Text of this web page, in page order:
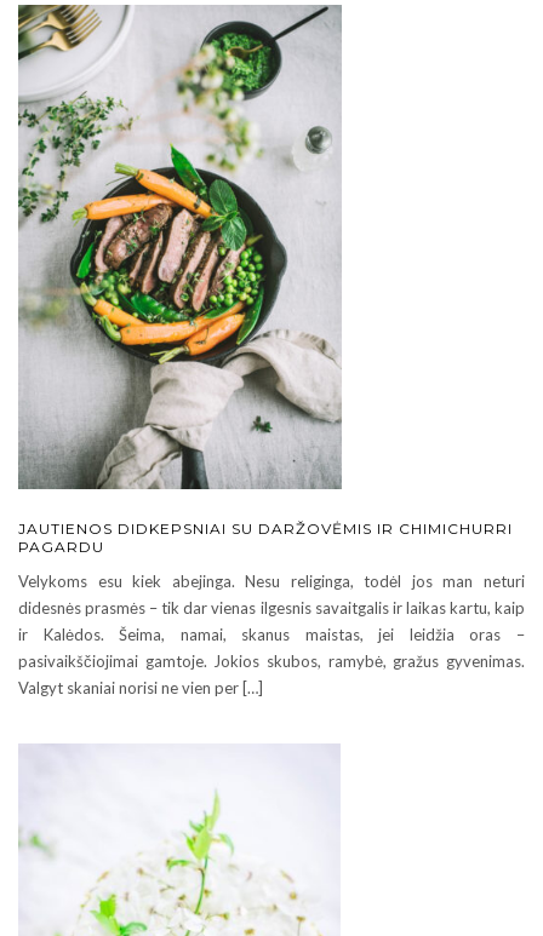
JAUTIENOS DIDKEPSNIAI SU DARŽOVĖMIS IR CHIMICHURRI
PAGARDU
Velykoms esu kiek abejinga. Nesu religinga, todėl jos man neturi
didesnės prasmės – tik dar vienas ilgesnis savaitgalis ir laikas kartu, kaip
ir Kalėdos. Šeima, namai, skanus maistas, jei leidžia oras –
pasivaikščiojimai gamtoje. Jokios skubos, ramybė, gražus gyvenimas.
Valgyt skaniai norisi ne vien per […]